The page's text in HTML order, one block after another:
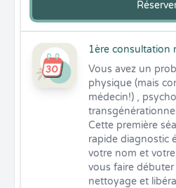
1ère consultation
Vous avez un
physique (mais
médecin!) ,
Cette première
rapide diagnostic
votre nom et
vous faire débuter
nettoyage et